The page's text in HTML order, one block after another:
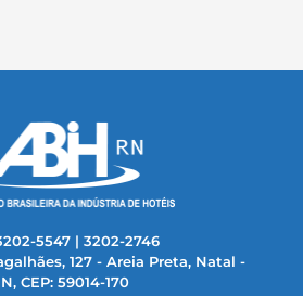
5547 | 3202-2746
127 - Areia Preta, Natal -
CEP: 59014-170